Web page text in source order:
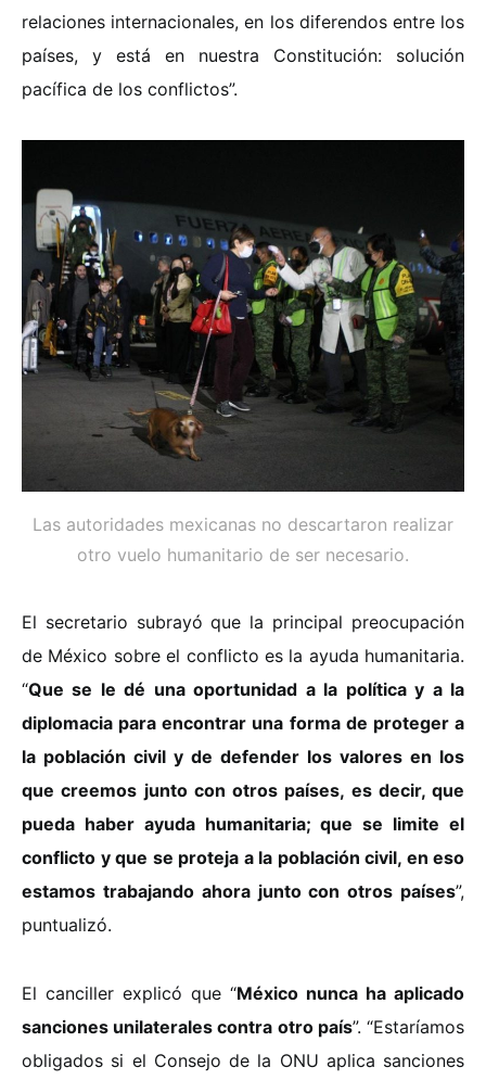
relaciones internacionales, en los diferendos entre los
países, y está en nuestra Constitución: solución
pacífica de los conflictos”.
Las autoridades mexicanas no descartaron realizar
otro vuelo humanitario de ser necesario.
El secretario subrayó que la principal preocupación
de México sobre el conflicto es la ayuda humanitaria.
“Que se le dé una oportunidad a la política y a la
diplomacia para encontrar una forma de proteger a
la población civil y de defender los valores en los
que creemos junto con otros países, es decir, que
pueda haber ayuda humanitaria; que se limite el
conflicto y que se proteja a la población civil, en eso
estamos trabajando ahora junto con otros países”,
puntualizó.
El canciller explicó que “México nunca ha aplicado
sanciones unilaterales contra otro país”. “Estaríamos
obligados si el Consejo de la ONU aplica sanciones